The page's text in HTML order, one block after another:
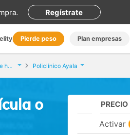
. Regístrate
Pierde peso Plan empresas
Radiografía. Una proyección de hombro, clavícula o escápula Policlínico Ayala
o
Activar